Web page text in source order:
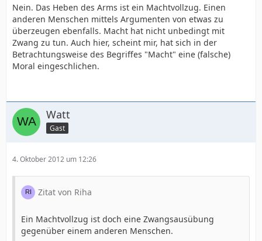
Nein. Das Heben des Arms ist ein Machtvollzug. Einen
anderen Menschen mittels Argumenten von etwas zu
überzeugen ebenfalls. Macht hat nicht unbedingt mit
Zwang zu tun. Auch hier, scheint mir, hat sich in der
Betrachtungsweise des Begriffes "Macht" eine (falsche)
Moral eingeschlichen.
Watt
Gast
4. Oktober 2012 um 12:26
Zitat von Riha
Ein Machtvollzug ist doch eine Zwangsausübung
gegenüber einem anderen Menschen.